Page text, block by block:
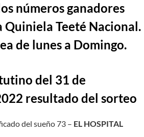
números ganadores
Quiniela Teeté Nacional.
de lunes a Domingo.
del 31 de
resultado del sorteo
del sueño 73 – EL HOSPITAL